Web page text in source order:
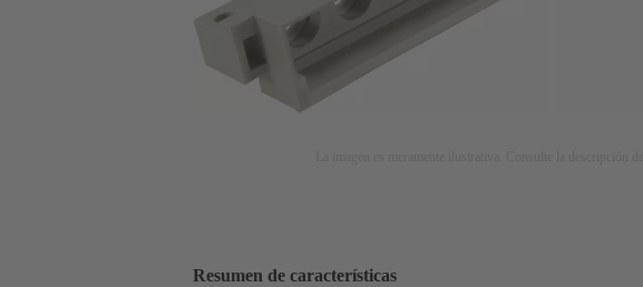
Resumen de características